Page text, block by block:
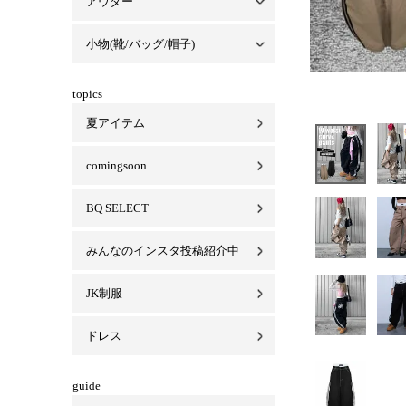
セットアップ一覧
パーカーセットアップ
Tシャツセットアップ
スカートセットアップ
ベロアセットアップ
アウター一覧
コート
ジャケット
ブルゾン/MA-1
小物(靴/バッグ/帽子)
小物(靴/バッグ/帽子)一覧
バッグ
キャップ/ハット
靴ビキニ
マスク
topics
夏アイテム
comingsoon
BQ SELECT
みんなのインスタ投稿紹介中
JK制服
ドレス
guide